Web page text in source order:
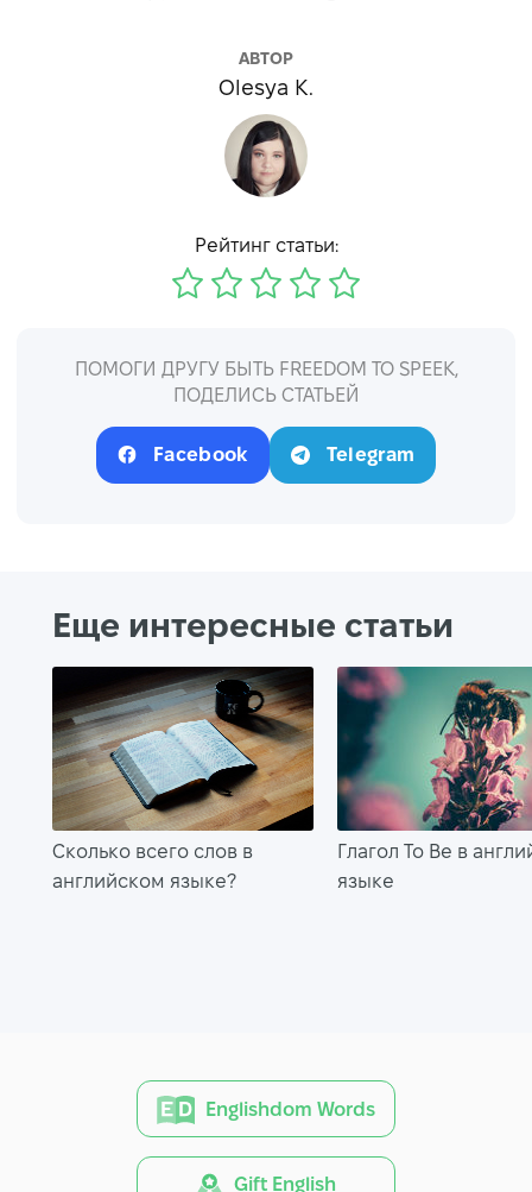
АВТОР
Olesya K.
Рейтинг статьи:
ПОМОГИ ДРУГУ БЫТЬ FREEDOM TO SPEEK,
ПОДЕЛИСЬ СТАТЬЕЙ
Facebook Telegram
Еще интересные статьи
Сколько всего слов в
английском языке?
Глагол To Be в
языке
Englishdom Words
Gift English